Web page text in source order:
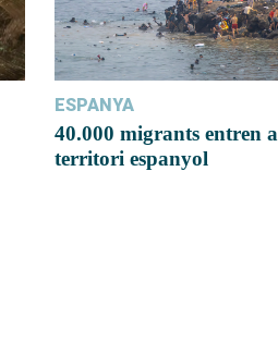
ESPANYA
40.000 migrants entren a
territori espanyol